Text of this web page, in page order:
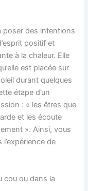
poser des intentions
positif et
à la chaleur. Elle
est placée sur
durant quelques
étape d’un
: « les êtres que
et les écoute
». Ainsi, vous
de
cou ou dans la